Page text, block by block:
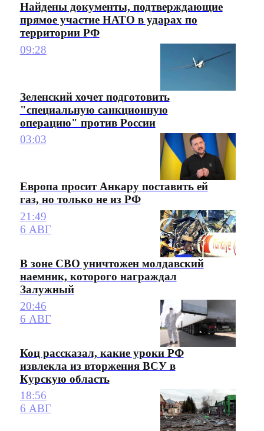
Найдены документы, подтверждающие
прямое участие НАТО в ударах по
территории РФ
09:28
Зеленский хочет подготовить
"специальную санкционную
операцию" против России
03:03
Европа просит Анкару поставить ей
газ, но только не из РФ
21:49
6 АВГ
В зоне СВО уничтожен молдавский
наемник, которого награждал
Залужный
20:46
6 АВГ
Коц рассказал, какие уроки РФ
извлекла из вторжения ВСУ в
Курскую область
18:56
6 АВГ